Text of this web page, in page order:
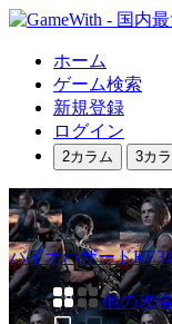
ホーム
ゲーム検索
新規登録
ログイン
2カラム 3カ
バイオハザードRE3
他の攻略